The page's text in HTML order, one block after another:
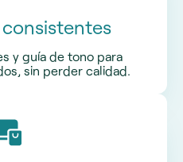
y guía de tono para
sin perder calidad.